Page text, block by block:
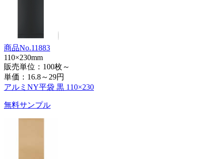
商品No.11883
110×230mm
販売単位：100枚～
単価： 16.8～29円
アルミNY平袋 黒 110×230
無料サンプル